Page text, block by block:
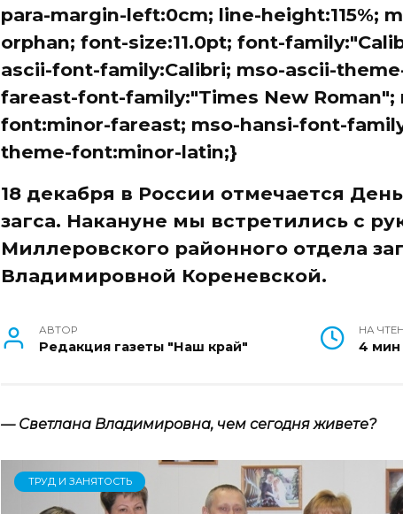
para-margin-left:0cm; line-height:115%;
orphan; font-size:11.0pt; font-
ascii-font-family:Calibri; mso-ascii-
fareast-font-family:"Times New
font:minor-fareast; mso-hansi-font-
theme-font:minor-latin;}
18 декабря в России отмечается
загса. Накануне мы встретились с
Миллеровского районного отдела
Владимировной Кореневской.
АВТОР
Редакция газеты "Наш край"
НА
4 мин
— Светлана Владимировна, чем сегодня живете?
ТРУД И ЗАНЯТОСТЬ